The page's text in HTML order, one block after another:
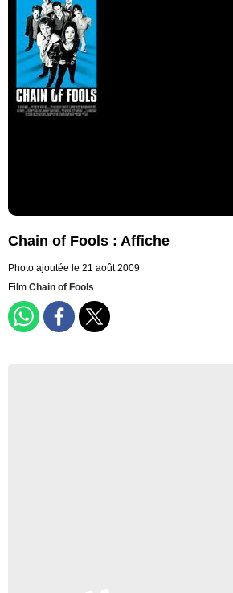
Chain of Fools : Affiche
Photo ajoutée le 21 août 2009
Film Chain of Fools